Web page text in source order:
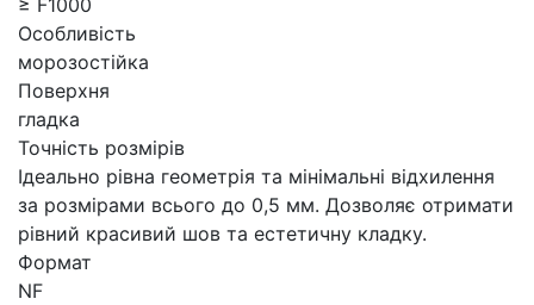
Особливість
морозостійка
Поверхня
гладка
Точність розмірів
Ідеально рівна геометрія та мінімальні відхилення
за розмірами всього до 0,5 мм. Дозволяє отримати
рівний красивий шов та естетичну кладку.
Формат
NF